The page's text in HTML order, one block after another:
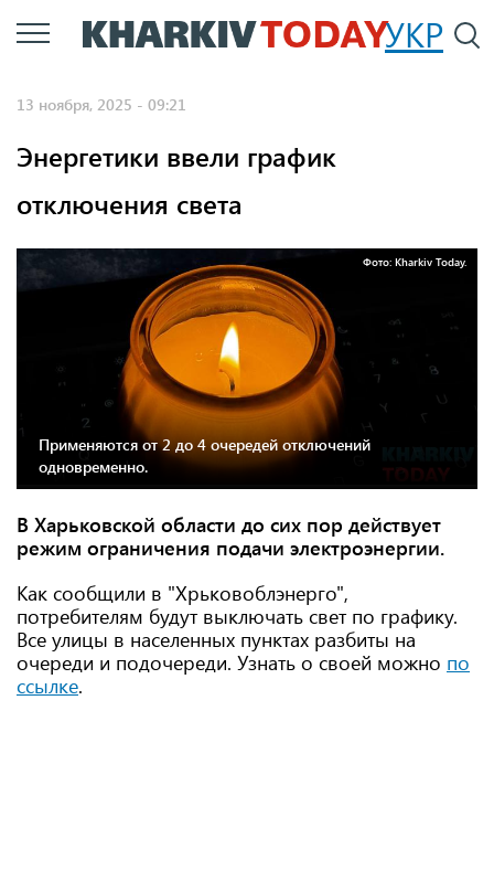
Перейти
к
УКР
13 ноября, 2025 - 09:21
Энергетики ввели график
отключения света
Фото: Kharkiv Today.
Применяются от 2 до 4 очередей отключений
одновременно.
В Харьковской области до сих пор действует
режим ограничения подачи электроэнергии.
Как сообщили в "Хрьковоблэнерго",
потребителям будут выключать свет по графику.
Все улицы в населенных пунктах разбиты на
очереди и подочереди. Узнать о своей можно по
ссылке.